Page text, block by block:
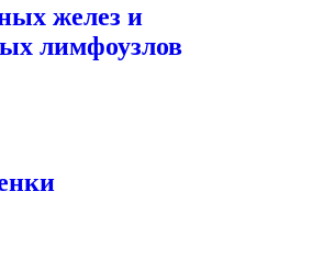
желез и
лимфоузлов